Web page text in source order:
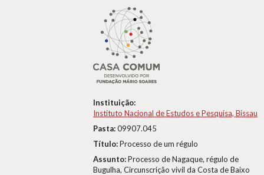
Instituição:
Instituto Nacional de Estudos e Pesquisa, Bissau
Pasta:09907.045
Título:Processo de um régulo
Assunto:Processo de Nagaque, régulo de
Bugulha, Circunscrição vivil da Costa de Baixo